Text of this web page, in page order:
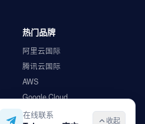
热门品牌
阿里云国际
腾讯云国际
AWS
Google Cloud
Microsoft Azure
在线联系
收起